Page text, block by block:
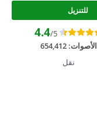
للتنزيل
4.4/5
الأصوات:654,412
نقل